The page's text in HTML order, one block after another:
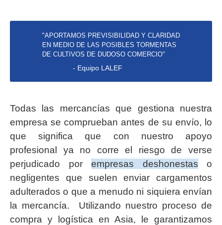
"APORTAMOS PREVISIBILIDAD Y CLARIDAD
EN MEDIO DE LAS POSIBLES TORMENTAS
DE CULTIVOS DE DUDOSO COMERCIO"
- Equipo LALEF
Todas las mercancías que gestiona nuestra
empresa se comprueban antes de su envío, lo
que significa que con nuestro apoyo
profesional ya no corre el riesgo de verse
perjudicado por empresas deshonestas o
negligentes que suelen enviar cargamentos
adulterados o que a menudo ni siquiera envían
la mercancía. Utilizando nuestro proceso de
compra y logística en Asia, le garantizamos